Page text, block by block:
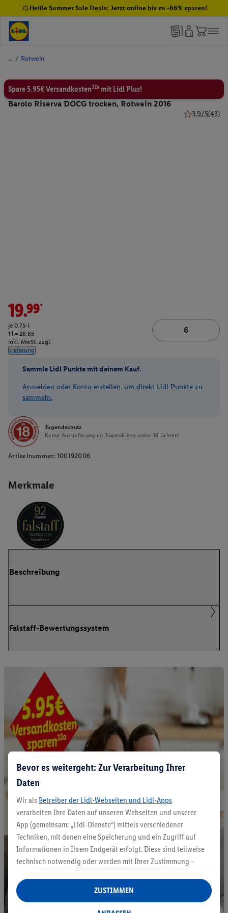
Heiße Summer Sale Deals: Jetzt online bis zu -66% sparen!
/ Rotwein
Spare 5.95€ Versandkosten32a mit Lidl Plus!
Barolo Riserva DOCG trocken, Rotwein 2016
3.9/5(43)
Merkmale
19.99*
je 0.75-l
1 l = 26.65
inkl. MwSt. zzgl.
Lieferung
Sammle Lidl Punkte mit deinem Kauf.
Anmelden oder Konto erstellen, um direkt Lidl Punkte zu
sammeln.
Jugendschutz
Keine Auslieferung an Jugendliche unter 18 Jahren!
Artikelnummer: 100192006
Beschreibung
Falstaff-Bewertungssystem
Bevor es weitergeht: Zur Verarbeitung Ihrer
Daten
Wir als Betreiber der Lidl-Webseiten und Lidl-Apps
verarbeiten Ihre Daten auf unseren Webseiten und unserer
App (gemeinsam: „Lidl-Dienste“) mittels verschiedener
Techniken, mit denen eine Speicherung und ein Zugriff auf
Informationen in Ihrem Endgerät erfolgt. Diese sind teilweise
technisch notwendig oder werden mit Ihrer Zustimmung -
auch durch Partner (u.a.
Verantwortliche; im Zusammenhang mit dem IAB TCF
insgesamt
Statistik-Erstellung oder für personalisierte Werbung
ZUSTIMMEN